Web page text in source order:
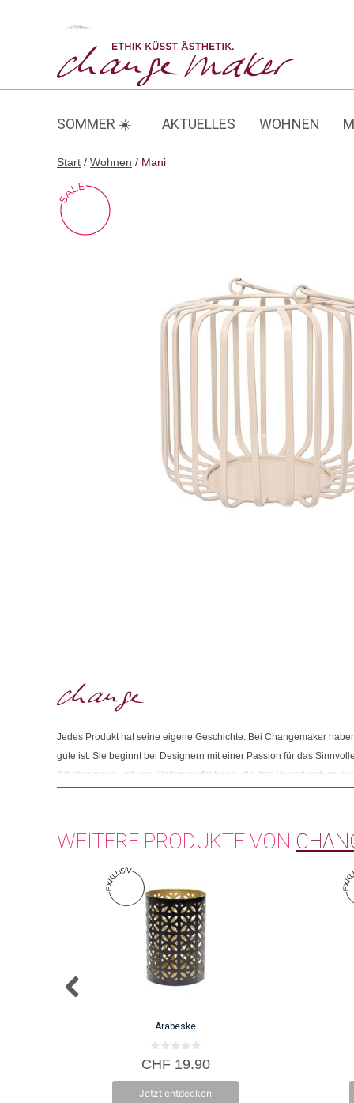
SOMMER ☀️ AKTUELLES WOHNEN
Start / Wohnen / Mani
Jedes Produkt hat seine eigene Geschichte. Bei Changemaker
gute ist. Sie beginnt bei Designern mit einer Passion für das
ArbeiterInnen und von Kleinmanufakturen, die ihre Verantwortung
WEITERE PRODUKTE VON
Arabeske
0
v
5
CHF19.90
Jetzt entdecken